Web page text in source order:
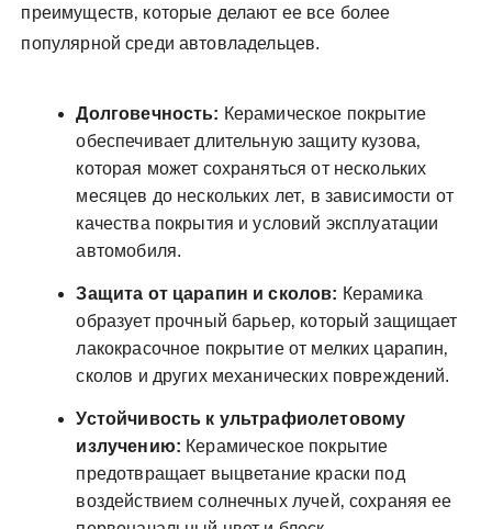
преимуществ‚ которые делают ее все более
популярной среди автовладельцев.
Долговечность: Керамическое покрытие
обеспечивает длительную защиту кузова‚
которая может сохраняться от нескольких
месяцев до нескольких лет‚ в зависимости от
качества покрытия и условий эксплуатации
автомобиля.
Защита от царапин и сколов: Керамика
образует прочный барьер‚ который защищает
лакокрасочное покрытие от мелких царапин‚
сколов и других механических повреждений.
Устойчивость к ультрафиолетовому
излучению: Керамическое покрытие
предотвращает выцветание краски под
воздействием солнечных лучей‚ сохраняя ее